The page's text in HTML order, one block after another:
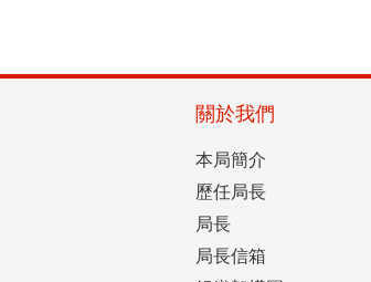
關於我們
本局簡介
歷任局長
局長
局長信箱